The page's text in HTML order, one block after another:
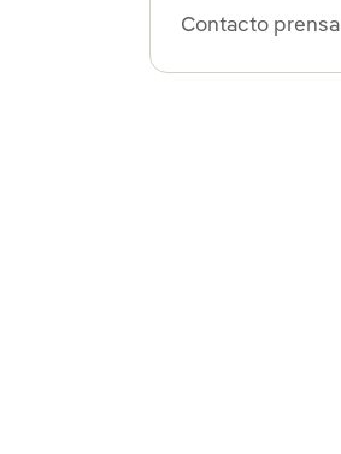
Contacto prensa